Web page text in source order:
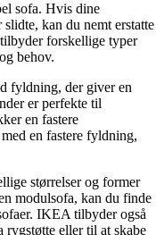
sofa. Hvis dine
kan du nemt erstatte
forskellige typer
behov.
fyldning, der giver en
er perfekte til
en fastere
en fastere fyldning,
størrelser og former
modulsofa, kan du finde
IKEA tilbyder også
rygstøtte eller til at skabe